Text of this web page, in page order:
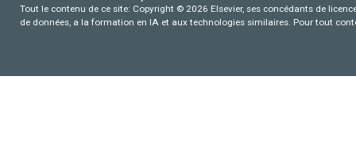
Tout le contenu de ce site: Copyright © 2026 Elsevier, ses concédants de
de données, a la formation en IA et aux technologies similaires. Pour tout